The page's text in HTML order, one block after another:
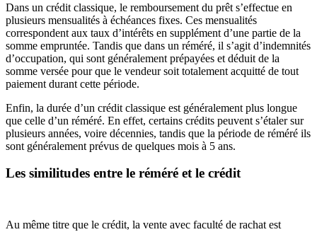
Dans un crédit classique, le remboursement du prêt s’effectue en
plusieurs mensualités à échéances fixes. Ces mensualités
correspondent aux taux d’intérêts en supplément d’une partie de la
somme empruntée. Tandis que dans un réméré, il s’agit d’indemnités
d’occupation, qui sont généralement prépayées et déduit de la
somme versée pour que le vendeur soit totalement acquitté de tout
paiement durant cette période.
Enfin, la durée d’un crédit classique est généralement plus longue
que celle d’un réméré. En effet, certains crédits peuvent s’étaler sur
plusieurs années, voire décennies, tandis que la période de réméré ils
sont généralement prévus de quelques mois à 5 ans.
Les similitudes entre le réméré et le crédit
Au même titre que le crédit, la vente avec faculté de rachat est